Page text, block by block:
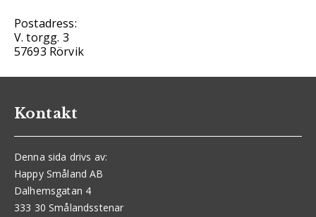
Postadress:
V. torgg. 3
57693 Rörvik
Kontakt
Denna sida drivs av:
Happy Småland AB
Dalhemsgatan 4
333 30 Smålandsstenar